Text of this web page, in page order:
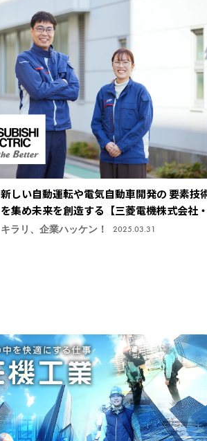
新しい自動運転や電気自動車開発の 要素技
を集め未来を創造する【三菱電機株式会社
進応用開発センター】
キラリ、企業ハッケン！ 2025.03.31